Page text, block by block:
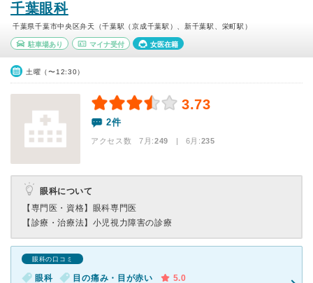
千葉眼科
千葉県千葉市中央区弁天（千葉駅（京成千葉駅）、新千葉駅、栄町駅）
駐車場あり マイナ受付 女医在籍
土曜（〜12:30）
3.73
2件
アクセス数 7月:249 | 6月:235
眼科について
【専門医・資格】 眼科専門医
【診療・治療法】 小児視力障害の診療
眼科の口コミ
眼科 目の痛み・目が赤い 5.0